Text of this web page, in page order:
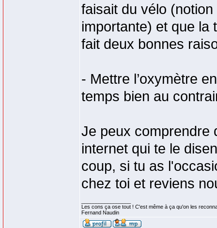
faisait du vélo
importante) et que la
fait deux bonnes
- Mettre l’oxymètre
temps bien au
Je peux comprendre
internet qui te le
coup, si tu as
chez toi et reviens
Les cons ça ose tout ! C'est même à ça qu'on les
Fernand Naudin